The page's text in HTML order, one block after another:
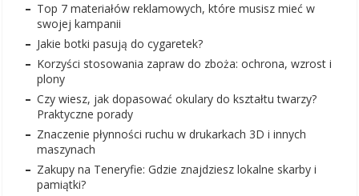
Top 7 materiałów reklamowych, które musisz mieć w
swojej kampanii
Jakie botki pasują do cygaretek?
Korzyści stosowania zapraw do zboża: ochrona, wzrost i
plony
Czy wiesz, jak dopasować okulary do kształtu twarzy?
Praktyczne porady
Znaczenie płynności ruchu w drukarkach 3D i innych
maszynach
Zakupy na Teneryfie: Gdzie znajdziesz lokalne skarby i
pamiątki?